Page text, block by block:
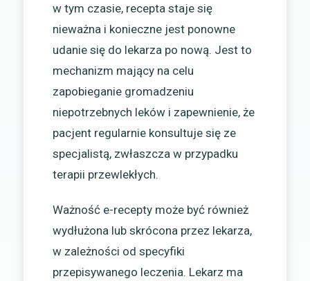
w tym czasie, recepta staje się
nieważna i konieczne jest ponowne
udanie się do lekarza po nową. Jest to
mechanizm mający na celu
zapobieganie gromadzeniu
niepotrzebnych leków i zapewnienie, że
pacjent regularnie konsultuje się ze
specjalistą, zwłaszcza w przypadku
terapii przewlekłych.
Ważność e-recepty może być również
wydłużona lub skrócona przez lekarza,
w zależności od specyfiki
przepisywanego leczenia. Lekarz ma